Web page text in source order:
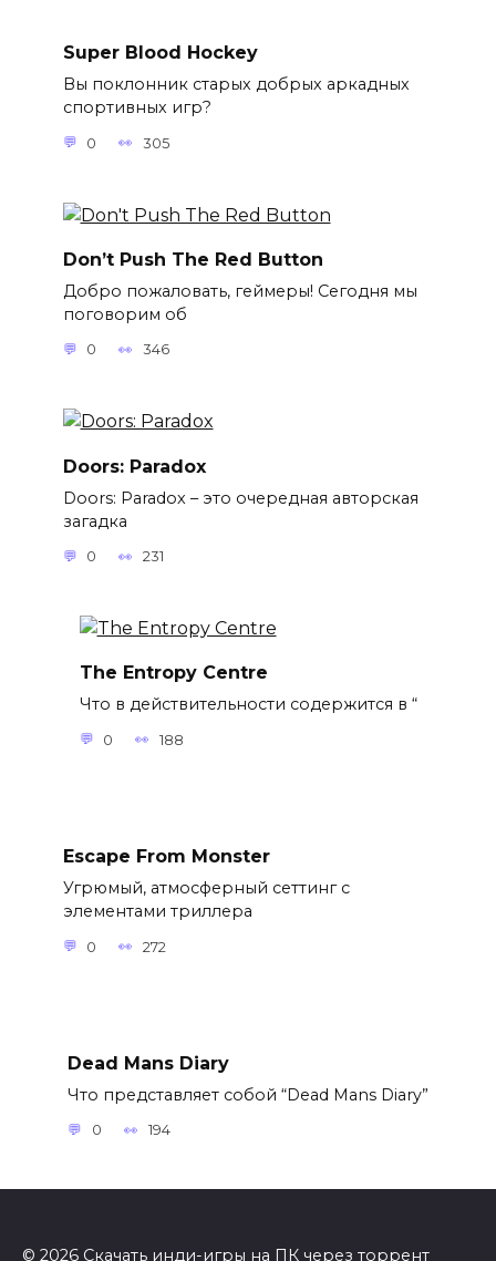
Super Blood Hockey
Вы поклонник старых добрых аркадных
спортивных игр?
0 305
Don’t Push The Red Button
Добро пожаловать, геймеры! Сегодня мы
поговорим об
0 346
Doors: Paradox
Doors: Paradox – это очередная авторская
загадка
0 231
The Entropy Centre
Что в действительности содержится в “
0 188
Escape From Monster
Угрюмый, атмосферный сеттинг с
элементами триллера
0 272
Dead Mans Diary
Что представляет собой “Dead Mans Diary”
0 194
© 2026 Скачать инди-игры на ПК через торрент